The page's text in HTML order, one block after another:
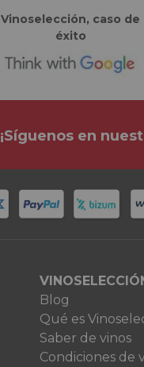
Vinoselección, caso de
éxito
¡Síguenos en
Blog
Qué es
Saber de vinos
Condiciones de